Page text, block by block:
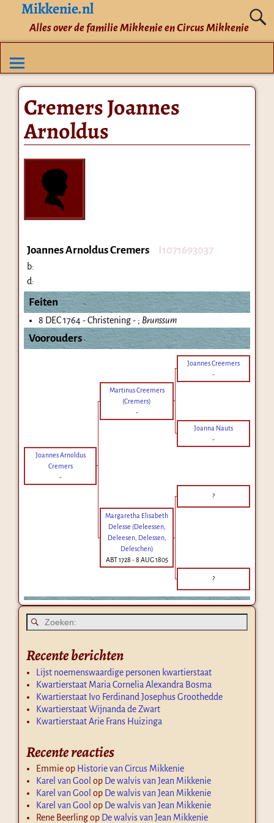
Mikkenie.nl
Alles over de familie Mikkenie en Circus Mikkenie
Cremers Joannes
Arnoldus
Joannes Arnoldus Cremers I1071693037
b:
d:
Feiten
8 DEC 1764 - Christening - ; Brunssum
Voorouders
Joannes Creemers
-
Martinus Creemers
(Cremers)
-
Joanna Nauts
-
Joannes Arnoldus
Cremers
-
?
Margaretha Elisabeth
Delesse (Deleessen,
Deleesen, Delessen,
Deleschen)
ABT 1728 -8 AUG 1805
?
Recente berichten
Lijst noemenswaardige personen kwartierstaat
Kwartierstaat Maria Cornelia Alexandra Bosma
Kwartierstaat Ivo Ferdinand Josephus Groothedde
Kwartierstaat Wijnanda de Zwart
Kwartierstaat Arie Frans Huizinga
Recente reacties
Emmieop Historie van Circus Mikkenie
Karel van Gool op De walvis van Jean Mikkenie
Karel van Gool op De walvis van Jean Mikkenie
Karel van Gool op De walvis van Jean Mikkenie
Rene Beerlingop De walvis van Jean Mikkenie